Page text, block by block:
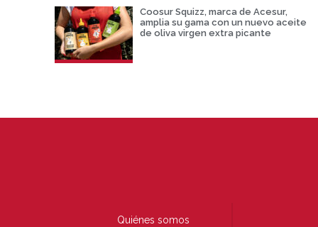
Coosur Squizz, marca de Acesur,
amplia su gama con un nuevo aceite
de oliva virgen extra picante
Quiénes somos